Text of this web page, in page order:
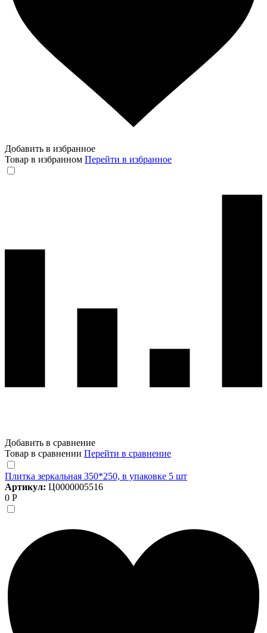
Добавить в избранное
Товар в избранном Перейти в избранное
Добавить в сравнение
Товар в сравнении Перейти в сравнение
Плитка зеркальная 350*250, в упаковке 5 шт
Артикул: Ц0000005516
0 Р